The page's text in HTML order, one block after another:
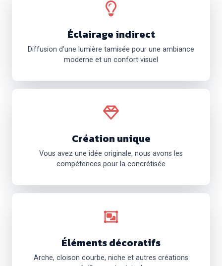
Éclairage indirect
Diffusion d’une lumière tamisée pour une ambiance
moderne et un confort visuel
Création unique
Vous avez une idée originale, nous avons les
compétences pour la concrétisée
Éléments décoratifs
Arche, cloison courbe, niche et autres créations